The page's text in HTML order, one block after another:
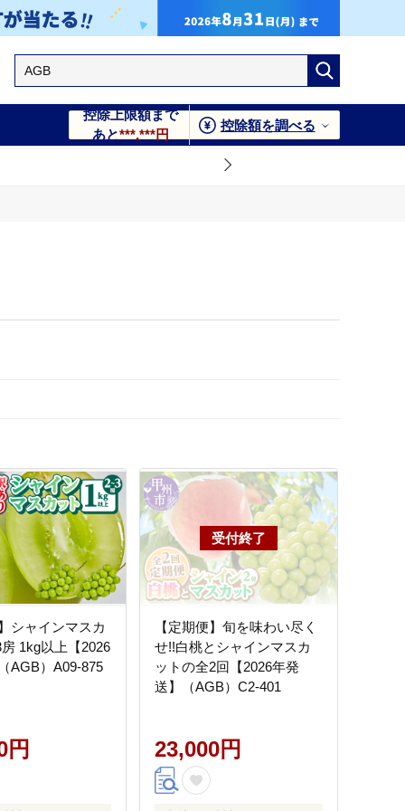
控除上限額まで
あと***,***円
控除額を調べる
シャインマスカ
1kg以上【2026
AGB）A09-875
円
【定期便】旬を味わい尽く
せ!!白桃とシャインマスカ
ットの全2回【2026年発
送】（AGB）C2-401
23,000円